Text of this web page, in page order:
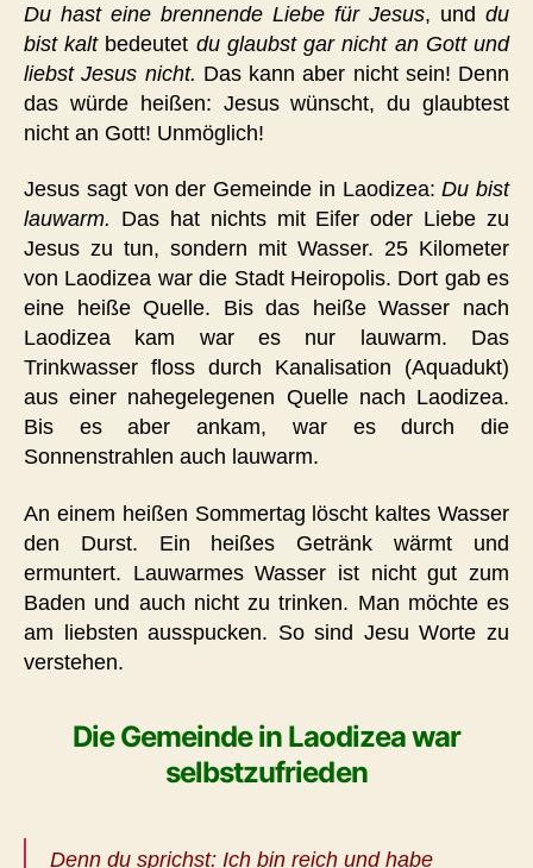
Du hast eine brennende Liebe für Jesus, und du
bist kaltbedeutet du glaubst gar nicht an Gott und
liebst Jesus nicht. Das kann aber nicht sein! Denn
das würde heißen: Jesus wünscht, du glaubtest
nicht an Gott! Unmöglich!
Jesus sagt von der Gemeinde in Laodizea:Du bist
lauwarm. Das hat nichts mit Eifer oder Liebe zu
Jesus zu tun, sondern mit Wasser. 25 Kilometer
von Laodizea war die Stadt Heiropolis. Dort gab es
eine heiße Quelle. Bis das heiße Wasser nach
Laodizea kam war es nur lauwarm. Das
Trinkwasser floss durch Kanalisation (Aquadukt)
aus einer nahegelegenen Quelle nach Laodizea.
Bis es aber ankam, war es durch die
Sonnenstrahlen auch lauwarm.
An einem heißen Sommertag löscht kaltes Wasser
den Durst. Ein heißes Getränk wärmt und
ermuntert. Lauwarmes Wasser ist nicht gut zum
Baden und auch nicht zu trinken. Man möchte es
am liebsten ausspucken. So sind Jesu Worte zu
verstehen.
Die Gemeinde in Laodizea war
selbstzufrieden
Denn du sprichst: Ich bin reich und habe